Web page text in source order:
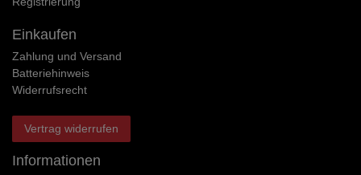
Einkaufen
Zahlung und Versand
Batteriehinweis
Widerrufs­recht
Vertrag widerrufen
Informationen